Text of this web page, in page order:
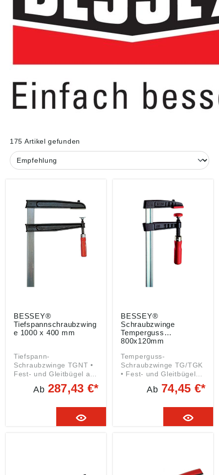
175 Artikel gefunden
BESSEY®
Tiefspannschraubzwing
e 1000 x 400 mm
Tiefspann-
Schraubzwinge TGNT •
Fest- und Gleitbügel aus
Temperguss •
Vollprofilschiene mit
Trapezgewindespindel
brüniert • Beweglich
gelagerte Druckplatte •
Ab 287,43 €*
BESSEY®
Schraubzwinge
Temperguss
800x120mm
Temperguss-
Schraubzwinge TG/TGK
• Fest- und Gleitbügel
aus Temperguss •
Verstärkter Temperguss-
Hohlprofilschiene mit
Riffelung • Holzgriff •
Trapezgewindespindel
Ab 74,45 €*